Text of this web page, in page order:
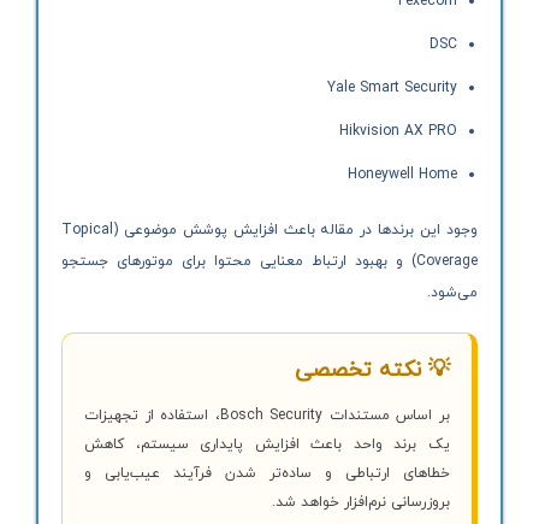
DSC
Yale Smart Security
Hikvision AX PRO
Honeywell Home
وجود این برندها در مقاله باعث افزایش پوشش موضوعی (Topical
Coverage) و بهبود ارتباط معنایی محتوا برای موتورهای جستجو
می‌شود.
💡 نکته تخصصی
بر اساس مستندات Bosch Security، استفاده از تجهیزات
یک برند واحد باعث افزایش پایداری سیستم، کاهش
خطاهای ارتباطی و ساده‌تر شدن فرآیند عیب‌یابی و
بروزرسانی نرم‌افزار خواهد شد.